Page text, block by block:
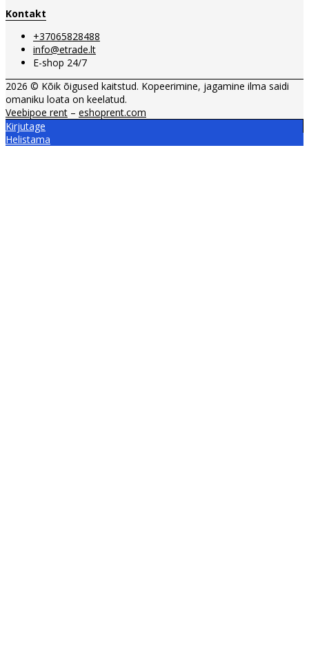
Kontakt
+37065828488
info@etrade.lt
E-shop 24/7
2026 © Kõik õigused kaitstud. Kopeerimine, jagamine ilma saidi
omaniku loata on keelatud.
Veebipoe rent – eshoprent.com
Kirjutage
Helistama